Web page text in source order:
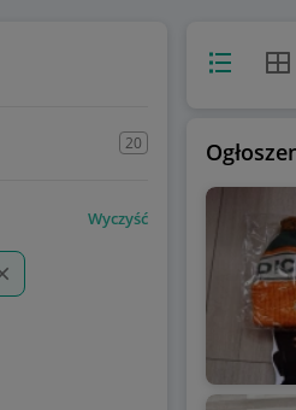
20
Wyczyść
Widok listy